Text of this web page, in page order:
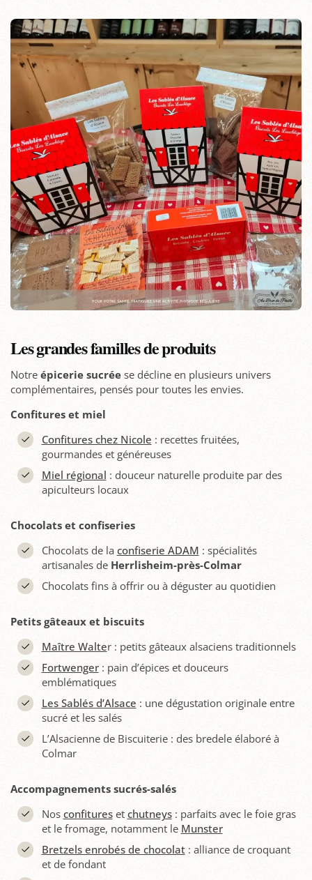
Les grandes familles de produits
Notre épicerie sucrée se décline en plusieurs univers
complémentaires, pensés pour toutes les envies.
Confitures et miel
Confitures chez Nicole : recettes fruitées,
gourmandes et généreuses
Miel régional : douceur naturelle produite par des
apiculteurs locaux
Chocolats et confiseries
Chocolats de la confiserie ADAM : spécialités
artisanales de Herrlisheim-près-Colmar
Chocolats fins à offrir ou à déguster au quotidien
Petits gâteaux et biscuits
Maître Walter : petits gâteaux alsaciens traditionnels
Fortwenger: pain d’épices et douceurs
emblématiques
Les Sablés d’Alsace : une dégustation originale entre
sucré et les salés
L’Alsacienne de Biscuiterie : des bredele élaboré à
Colmar
Accompagnements sucrés-salés
Nos confitureset chutneys: parfaits avec le foie gras
et le fromage, notamment le Munster
Bretzels enrobés de chocolat: alliance de croquant
et de fondant